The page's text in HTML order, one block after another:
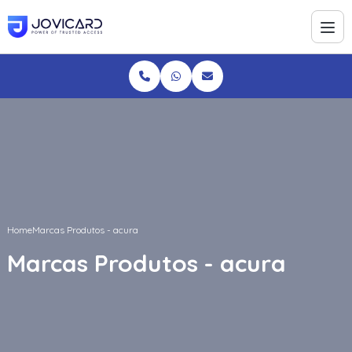
HomeMarcas Produtos - acura
Marcas Produtos - acura